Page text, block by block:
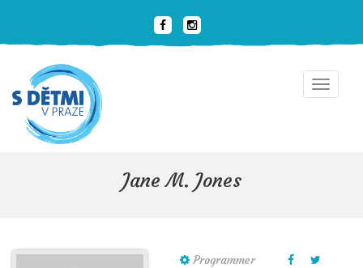
Toggle
Jane M. Jones
Programmer